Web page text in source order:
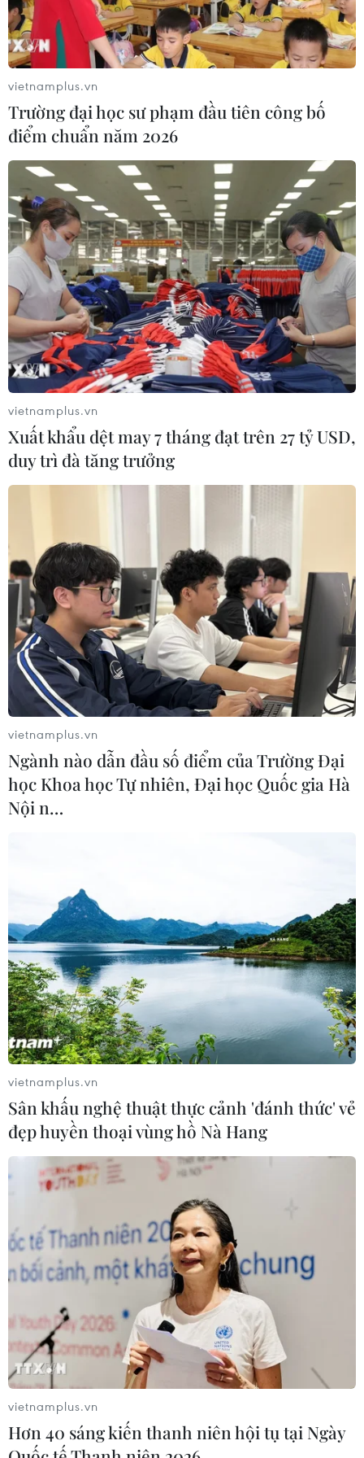
Trung Quốc công bố danh sách Ban Bí thư
Trung ương gồm 7 ủy viên
25/10/2017 06:24
Sáng 25/10, tại phiên họp toàn thể đầu tiên, Ban Chấp
hành Trung ương Đảng Cộng sản Trung Quốc khóa XIX
đã bầu Ban Bí thư Trung ương gồm 7 người.
vietnamplus.vn
Trường đại học sư phạm đầu tiên công bố
điểm chuẩn năm 2026
vietnamplus.vn
Xuất khẩu dệt may 7 tháng đạt trên 27 tỷ USD,
duy trì đà tăng trưởng
vietnamplus.vn
Ngành nào dẫn đầu số điểm của Trường Đại
học Khoa học Tự nhiên, Đại học Quốc gia Hà
Nội n…
vietnamplus.vn
Sân khấu nghệ thuật thực cảnh 'đánh thức' vẻ
đẹp huyền thoại vùng hồ Nà Hang
vietnamplus.vn
Hơn 40 sáng kiến thanh niên hội tụ tại Ngày